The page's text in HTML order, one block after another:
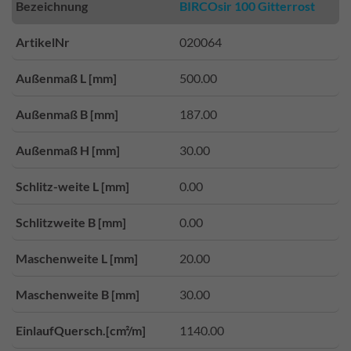
Bezeichnung BIRCOsir 100 Gitterrost
ArtikelNr 020064
Außenmaß L [mm] 500.00
Außenmaß B [mm] 187.00
Außenmaß H [mm] 30.00
Schlitz-weite L [mm] 0.00
Schlitzweite B [mm] 0.00
Maschenweite L [mm] 20.00
Maschenweite B [mm] 30.00
EinlaufQuersch.[cm²/m] 1140.00